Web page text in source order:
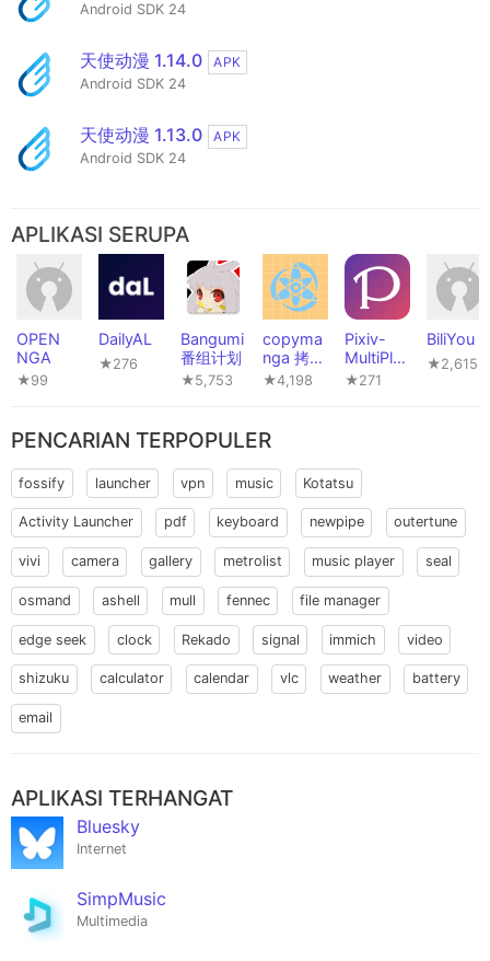
Android SDK 24
天使动漫 1.14.0
APK
Android SDK 24
天使动漫 1.13.0
APK
Android SDK 24
APLIKASI SERUPA
OPEN
NGA
★99
DailyAL
★276
Bangumi
番组计划
★5,753
copyma
nga 拷贝
漫画
★4,198
Pixiv-
MultiPlat
form
★271
BiliYou
★2,615
PENCARIAN TERPOPULER
fossify launcher vpn music Kotatsu
Activity Launcher pdf keyboard newpipe outertune
vivi camera gallery metrolist music player seal
osmand ashell mull fennec file manager
edge seek clock Rekado signal immich video
shizuku calculator calendar vlc weather battery
email
APLIKASI TERHANGAT
Bluesky
Internet
SimpMusic
Multimedia